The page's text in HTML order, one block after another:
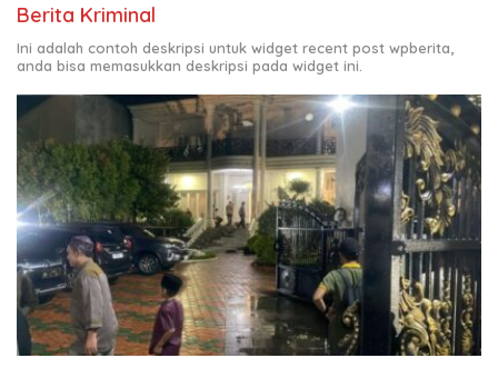
Berita Kriminal
Ini adalah contoh deskripsi untuk widget recent post wpberita,
anda bisa memasukkan deskripsi pada widget ini.